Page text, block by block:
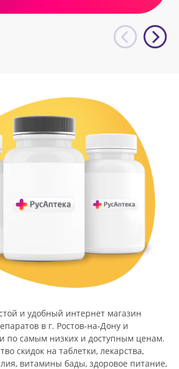
и удобный интернет магазин
в г. Ростов-на-Дону и
по самым низких и доступным ценам.
скидок на таблетки, лекарства,
витамины бады, здоровое питание,